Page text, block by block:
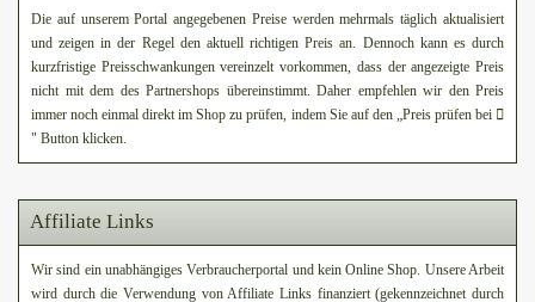
Die auf unserem Portal angegebenen Preise werden mehrmals täglich aktualisiert
und zeigen in der Regel den aktuell richtigen Preis an. Dennoch kann es durch
kurzfristige Preisschwankungen vereinzelt vorkommen, dass der angezeigte Preis
nicht mit dem des Partnershops übereinstimmt. Daher empfehlen wir den Preis
immer noch einmal direkt im Shop zu prüfen, indem Sie auf den „Preis prüfen bei
" Button klicken.
Affiliate Links
Wir sind ein unabhängiges Verbraucherportal und kein Online Shop. Unsere Arbeit
wird durch die Verwendung von Affiliate Links finanziert (gekennzeichnet durch